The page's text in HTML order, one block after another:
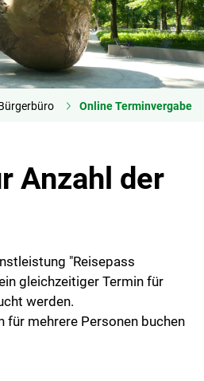
Online Terminvergabe
Anzahl der
"Reisepass
gleichzeitiger Termin für
werden.
für mehrere Personen buchen